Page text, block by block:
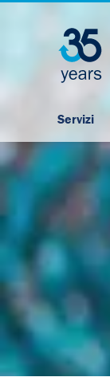
Servizi